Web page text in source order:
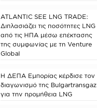
ATLANTIC SEE LNG TRADE:
Διπλασιάζει τις ποσότητες LNG
από τις ΗΠΑ μέσω επέκτασης
της συμφωνίας με τη Venture
Global
Η ΔΕΠΑ Εμπορίας κέρδισε τον
διαγωνισμό της Bulgartransgaz
για την προμήθεια LNG